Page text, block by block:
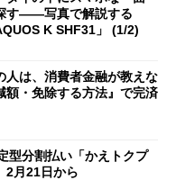
す――写真で解説する
K SHF31」 (1/2)
人は、消費者金融が教えな
額・免除する方法』で完済
型分割払い「かえトクプ
月21日から